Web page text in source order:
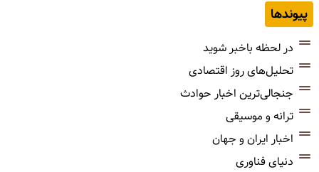
پیوندها
در لحظه باخبر شوید
تحلیل‌های روز اقتصادی
جنجالی‌ترین اخبار حوادث
ترانه و موسیقی
اخبار ایران و جهان
دنیای فناوری